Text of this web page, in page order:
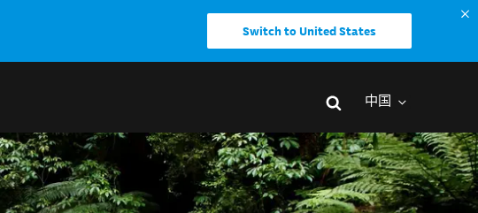
Switch to United States
中国